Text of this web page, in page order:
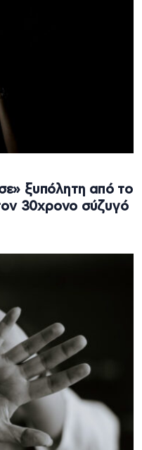
ξυπόλητη από το
30χρονο σύζυγό